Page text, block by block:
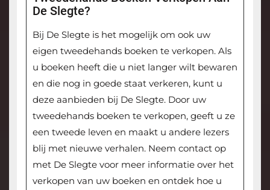
De Slegte?
Bij De Slegte is het mogelijk om ook uw
eigen tweedehands boeken te verkopen. Als
u boeken heeft die u niet langer wilt bewaren
en die nog in goede staat verkeren, kunt u
deze aanbieden bij De Slegte. Door uw
tweedehands boeken te verkopen, geeft u ze
een tweede leven en maakt u andere lezers
blij met nieuwe verhalen. Neem contact op
met De Slegte voor meer informatie over het
verkopen van uw boeken en ontdek hoe u